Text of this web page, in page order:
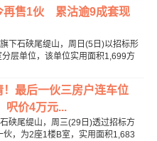
再售1伙 累沽逾9成套现
下石硖尾缇山，周日(5日)以招标形
层单位，该单位实用面积1,699方
！最后一伙三房户连车位
价4万元...
硖尾缇山，周三(29日)透过招标方
伙，为2座1楼B室，实用面积1,683